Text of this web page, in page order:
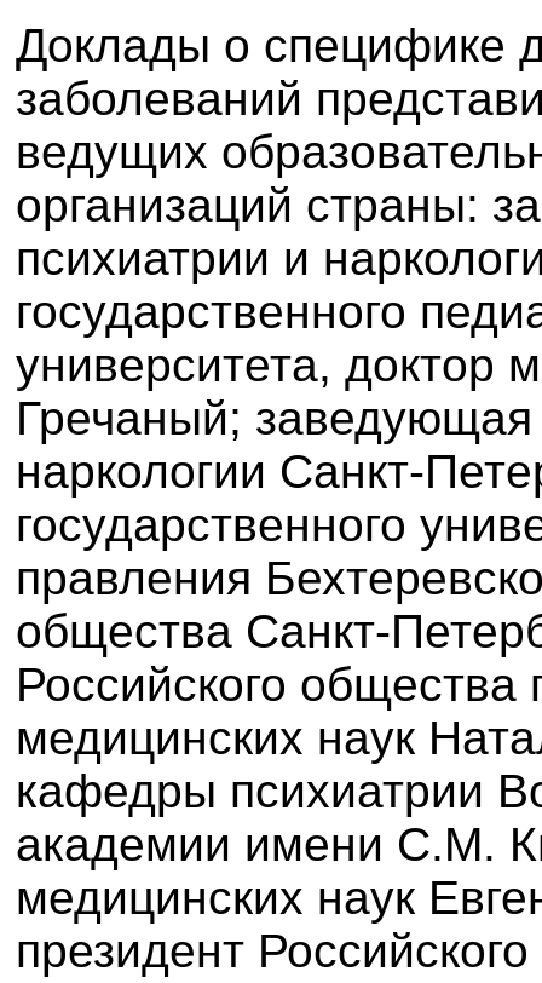
Доклады о специфике
заболеваний
ведущих
организаций страны:
психиатрии и
государственного
университета, доктор
Гречаный;
наркологии Санкт-
государственного
правления
общества Санкт-
Российского общества
медицинских наук
кафедры психиатрии
академии имени С.М.
медицинских наук
президент